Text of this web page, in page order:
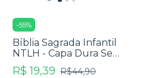
-55%
Bíblia Sagrada Infantil
NTLH - Capa Dura Seja
Forte E Corajoso
R$ 19,39 R$44,90